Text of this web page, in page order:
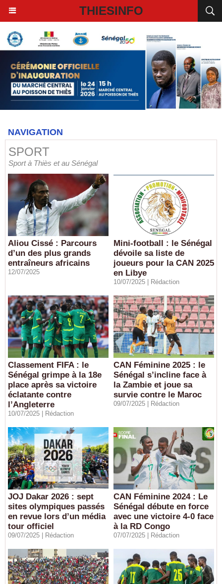
THIESINFO
NAVIGATION
SPORT
Sport à Thiès et au Sénégal
Aliou Cissé : Parcours
d’un des plus grands
entraîneurs africains
12/07/2025
Mini-football : le Sénégal
dévoile sa liste de
joueurs pour la CAN 2025
en Libye
10/07/2025 | Rédaction
Classement FIFA : le
Sénégal grimpe à la 18e
place après sa victoire
éclatante contre
l’Angleterre
10/07/2025 | Rédaction
CAN Féminine 2025 : le
Sénégal s’incline face à
la Zambie et joue sa
survie contre le Maroc
09/07/2025 | Rédaction
JOJ Dakar 2026 : sept
sites olympiques passés
en revue lors d’un média
tour officiel
09/07/2025 | Rédaction
CAN Féminine 2024 : Le
Sénégal débute en force
avec une victoire 4-0 face
à la RD Congo
07/07/2025 | Rédaction